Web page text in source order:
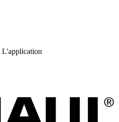
L'application